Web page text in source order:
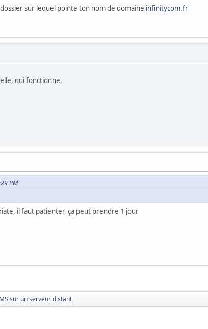
sur lequel pointe ton nom de domaine infinitycom.fr
qui fonctionne.
PM
il faut patienter, ça peut prendre 1 jour
sur un serveur distant